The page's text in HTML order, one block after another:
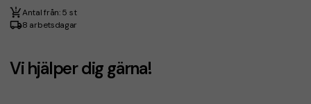
Antal från: 5 st
8 arbetsdagar
Vi hjälper dig gärna!